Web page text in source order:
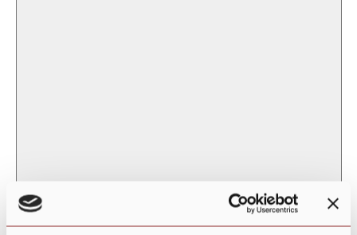
with
the
filtered